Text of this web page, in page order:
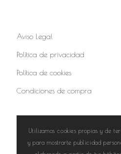
Aviso Legal
Política de privacidad
Política de cookies
Condiciones de compra
Utilizamos cookies propias y de
y para mostrarte publicidad